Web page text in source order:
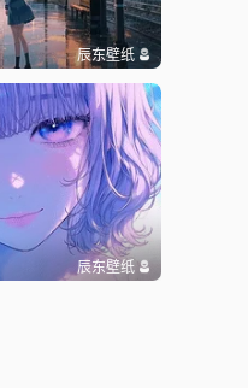
辰东壁纸
辰东壁纸